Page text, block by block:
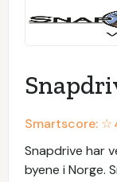
Smartscore: ☆
Snapdrive har
byene i Norge.